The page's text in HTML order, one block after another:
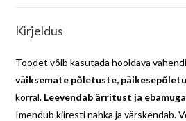
Kirjeldus
Toodet võib kasutada hooldava
väiksemate põletuste,
korral. Leevendab ärritust ja
Imendub kiiresti nahka ja värskendab.